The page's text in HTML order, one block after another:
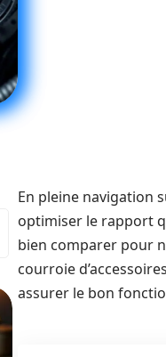
En pleine navigation
optimiser le rapport
bien comparer pour
courroie
assurer le bon